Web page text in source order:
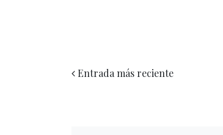
Entrada más reciente